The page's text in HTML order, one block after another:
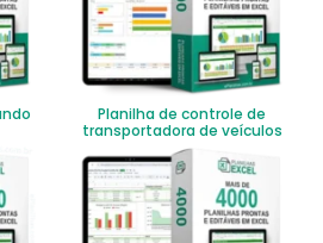
Planilha de controle de
transportadora de veículos